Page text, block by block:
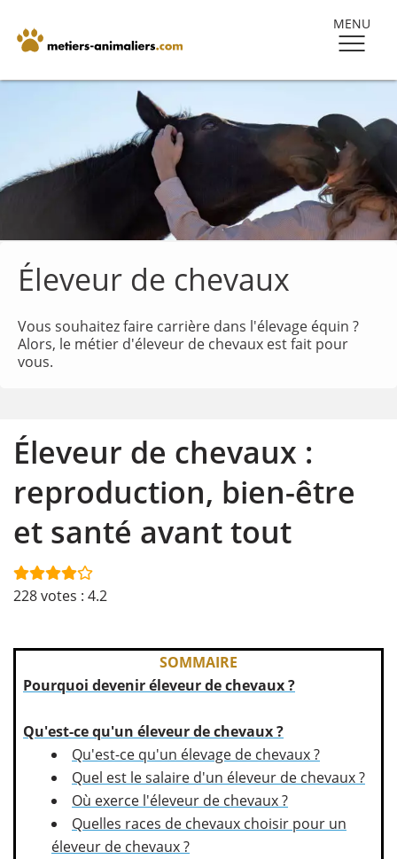
MENU
Éleveur de chevaux
Vous souhaitez faire carrière dans l'élevage équin ?
Alors, le métier d'éleveur de chevaux est fait pour
vous.
Éleveur de chevaux :
reproduction, bien-être
et santé avant tout
228votes : 4.2
SOMMAIRE
Pourquoi devenir éleveur de chevaux ?
Qu'est-ce qu'un éleveur de chevaux ?
Qu'est-ce qu'un élevage de chevaux ?
Quel est le salaire d'un éleveur de chevaux ?
Où exerce l'éleveur de chevaux ?
Quelles races de chevaux choisir pour un
éleveur de chevaux ?